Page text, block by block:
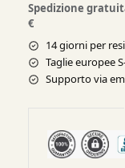
Spedizione
€
14 giorni per
Taglie europee
Supporto via